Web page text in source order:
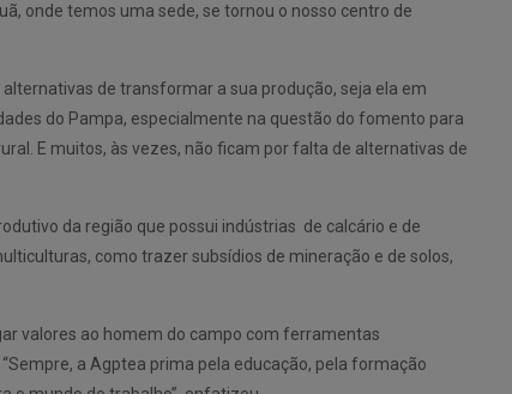
onde temos uma sede, se tornou o nosso centro de
de transformar a sua produção, seja ela em
do Pampa, especialmente na questão do fomento para
E muitos, às vezes, não ficam por falta de alternativas de
da região que possui indústrias de calcário e de
como trazer subsídios de mineração e de solos,
valores ao homem do campo com ferramentas
a Agptea prima pela educação, pela formação